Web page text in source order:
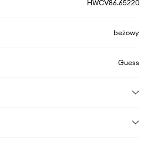
HWCV86.65220
beżowy
Guess